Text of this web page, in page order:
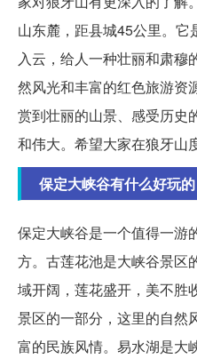
山东麓，距县城45公里。
入云，给人一种壮丽和肃穆
然风光和丰富的红色旅游资
赏到壮丽的山景、感受历史
和伟大。希望大家在狼牙山
保定大峡谷有什么好玩的
保定大峡谷是一个值得一游
方。古莲花池是大峡谷景区
域开阔，莲花盛开，美不胜
景区的一部分，这里的自然
富的民族风情。易水湖是大